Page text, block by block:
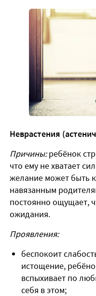
Неврастения
Причины:ребёнок
что ему не хватает
желание может быть
навязанным
постоянно ощущает,
ожидания.
Проявления:
беспокоит
истощение,
вспыхивает по
себя в этом;